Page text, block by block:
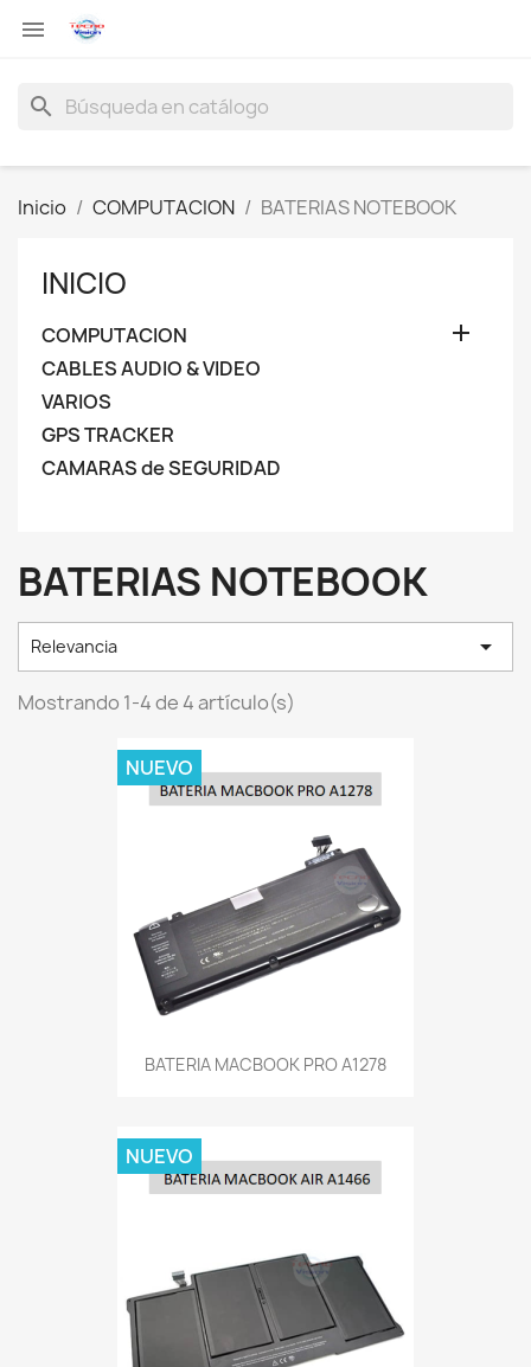

search
Inicio COMPUTACION BATERIAS NOTEBOOK
INICIO
COMPUTACION 
CABLES AUDIO & VIDEO
VARIOS
GPS TRACKER
CAMARAS de SEGURIDAD
BATERIAS NOTEBOOK
Relevancia 
Mostrando 1-4 de 4 artículo(s)
BATERIA MACBOOK PRO A1278
NUEVO
NUEVO